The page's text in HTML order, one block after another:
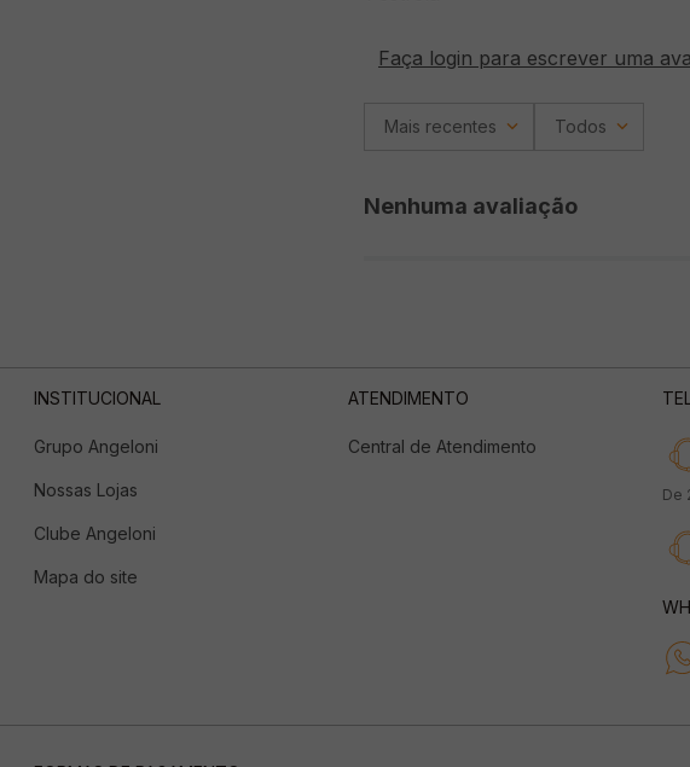
Faça login para escrever uma
Mais recentes Todos
Nenhuma avaliação
INSTITUCIONAL
Grupo Angeloni
Nossas Lojas
Clube Angeloni
Mapa do site
ATENDIMENTO
Central de Atendimento
De